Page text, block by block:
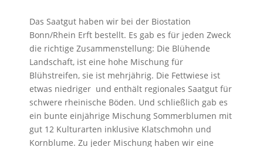
Das Saatgut haben wir bei der Biostation
Bonn/Rhein Erft bestellt. Es gab es für jeden Zweck
die richtige Zusammenstellung: Die Blühende
Landschaft, ist eine hohe Mischung für
Blühstreifen, sie ist mehrjährig. Die Fettwiese ist
etwas niedriger und enthält regionales Saatgut für
schwere rheinische Böden. Und schließlich gab es
ein bunte einjährige Mischung Sommerblumen mit
gut 12 Kulturarten inklusive Klatschmohn und
Kornblume. Zu jeder Mischung haben wir eine